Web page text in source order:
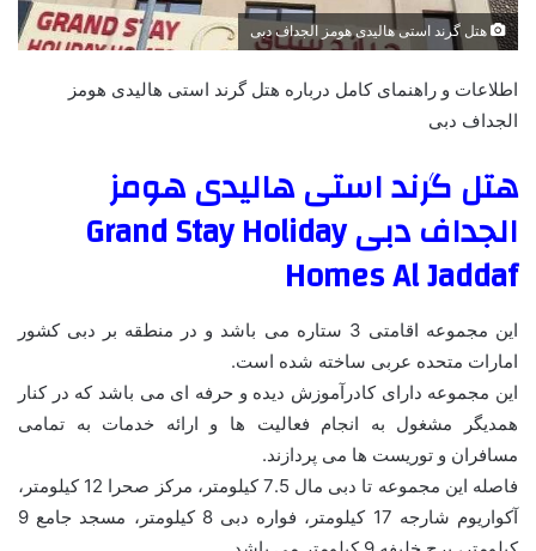
هتل گرند استی هالیدی هومز الجداف دبی
اطلاعات و راهنمای کامل درباره هتل گرند استی هالیدی هومز
الجداف دبی
هتل گرند استی هالیدی هومز
الجداف دبی Grand Stay Holiday
Homes Al Jaddaf
این مجموعه اقامتی 3 ستاره می باشد و در منطقه بر دبی کشور
امارات متحده عربی ساخته شده است.
این مجموعه دارای کادرآموزش دیده و حرفه ای می باشد که در کنار
همدیگر مشغول به انجام فعالیت ها و ارائه خدمات به تمامی
مسافران و توریست ها می پردازند.
فاصله این مجموعه تا دبی مال 7.5 کیلومتر، مرکز صحرا 12 کیلومتر،
آکواریوم شارجه 17 کیلومتر، فواره دبی 8 کیلومتر، مسجد جامع 9